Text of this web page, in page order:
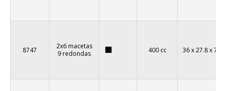
8747
2x6 macetas
9 redondas
400 cc 36 x 27.8 x 7.3